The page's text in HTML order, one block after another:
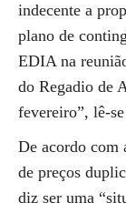
indecente a
plano de
EDIA na
do Regadio de
fevereiro”, lê-
De acordo com
de preços
diz ser uma